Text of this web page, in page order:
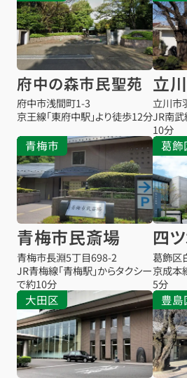
府中の森市民聖苑
府中市浅間町1-3
京王線「東府中駅」より徒歩12分
立
立川市
JR南武
10分
青梅市
青梅市民斎場
青梅市長淵5丁目698-2
JR青梅線「青梅駅」からタクシー
で約10分
葛飾
四
葛飾区
京成本
5分
大田区 豊島